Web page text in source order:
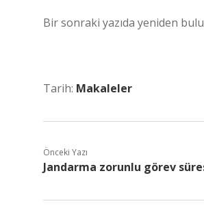
Bir sonraki yazıda yeniden
Tarih: Makaleler
Önceki Yazı
Jandarma zorunlu görev